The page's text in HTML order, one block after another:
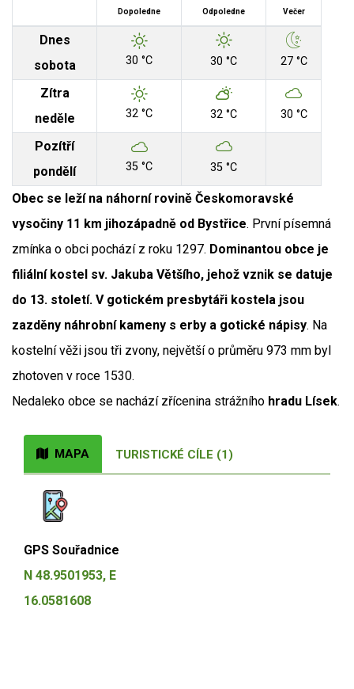
Dopoledne Odpoledne Večer
Dnes
sobota
30 °C 30 °C 27 °C
Zítra
neděle
32 °C 32 °C 30 °C
Pozítří
pondělí
35 °C 35 °C
Obec se leží na náhorní rovině Českomoravské
vysočiny 11 km jihozápadně od Bystřice. První písemná
zmínka o obci pochází z roku 1297. Dominantou obce je
filiální kostel sv. Jakuba Většího, jehož vznik se datuje
do 13. století. V gotickém presbytáři kostela jsou
zazděny náhrobní kameny s erby a gotické nápisy. Na
kostelní věži jsou tři zvony, největší o průměru 973 mm byl
zhotoven v roce 1530.
Nedaleko obce se nachází zřícenina strážního hradu Lísek.
MAPA TURISTICKÉ CÍLE (1)
GPS Souřadnice
N 48.9501953, E
16.0581608